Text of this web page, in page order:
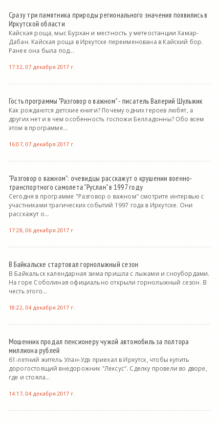
Сразу три памятника природы регионального значения появились в
Иркутской области
Кайская роща, мыс Бурхан и местность у метеостанции Хамар-
Дабан. Кайская роща в Иркутске переименована в Кайский бор.
Ранее она была под...
17:32, 07 декабря 2017 г.
Гость программы "Разговор о важном" - писатель Валерий Шульжик
Как рождаются детские книги? Почему одних героев любят, а
других нет и в чем особенность госпожи Белладонны? Обо всем
этом в программе...
16:07, 07 декабря 2017 г.
"Разговор о важном": очевидцы расскажут о крушении военно-
транспортного самолета "Руслан" в 1997 году
Сегодня в программе "Разговор о важном" смотрите интервью с
участниками трагических событий 1997 года в Иркутске. Они
расскажут о...
17:28, 06 декабря 2017 г.
В Байкальске стартовал горнолыжный сезон
В Байкальск календарная зима пришла с лыжами и сноубордами.
На горе Соболиная официально открыли горнолыжный сезон. В
честь этого...
18:22, 04 декабря 2017 г.
Мошенник продал пенсионеру чужой автомобиль за полтора
миллиона рублей
61-летний житель Улан-Удэ приехал в Иркутск, чтобы купить
дорогостоящий внедорожник "Лексус". Сделку провели во дворе,
где и стояла...
14:17, 04 декабря 2017 г.